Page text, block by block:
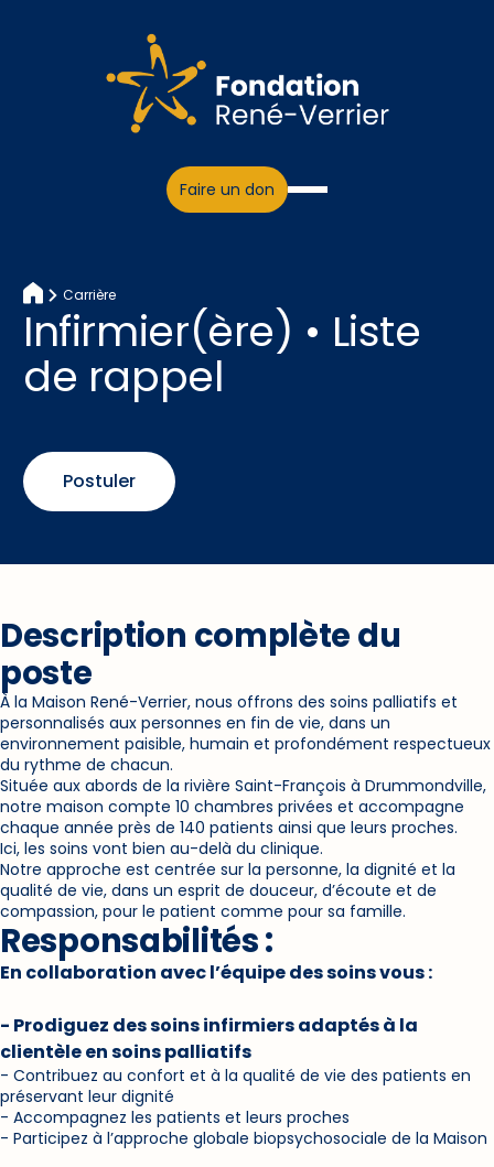
Faire un don
Carrière
Infirmier(ère) • Liste
de rappel
Postuler
Description complète du
poste
À la Maison René-Verrier, nous offrons des soins palliatifs et
personnalisés aux personnes en fin de vie, dans un
environnement paisible, humain et profondément respectueux
du rythme de chacun.
Située aux abords de la rivière Saint-François à Drummondville,
notre maison compte 10 chambres privées et accompagne
chaque année près de 140 patients ainsi que leurs proches.
Ici, les soins vont bien au-delà du clinique.
Notre approche est centrée sur la personne, la dignité et la
qualité de vie, dans un esprit de douceur, d’écoute et de
compassion, pour le patient comme pour sa famille.
Responsabilités :
En collaboration avec l’équipe des soins vous :
- Prodiguez des soins infirmiers adaptés à la
clientèle en soins palliatifs
- Contribuez au confort et à la qualité de vie des patients en
préservant leur dignité
- Accompagnez les patients et leurs proches
- Participez à l’approche globale biopsychosociale de la Maison